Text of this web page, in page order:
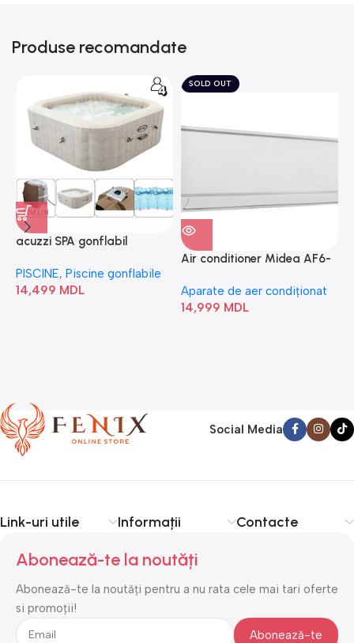
Produse recomandate
acuzzi SPA gonflabil
Bubble” 28446
PISCINE, Piscine gonflabile
14,499 MDL
SOLD OUT
Air conditioner Midea AF6-
Aparate de aer condiționat
14,999 MDL
Social Media
Link-uri utile Informații Contacte
Abonează-te la noutăți
Abonează-te la noutăți pentru a nu rata cele mai tari oferte
si promoții!